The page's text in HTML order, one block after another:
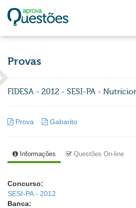
Provas
FIDESA - 2012 - SESI-PA -
Prova Gabarito
Informações Questões On-line
Concurso:
SESI-PA - 2012
Banca: